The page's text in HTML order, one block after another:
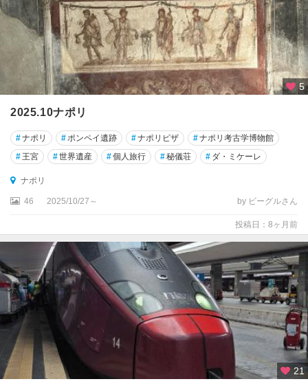
サ
シ
チ
ア
州
シ
サ
シ
ル
ミ
オ
ー
ネ
ジ
ェ
5
2025.10ナポリ
#ナポリ # ポンペイ遺跡 #ナポリピザ #ナポリ考古学博物館
# 王宮 #世界遺産 #個人旅行 #秘儀荘 # ダ・ミケーレ
ナポリ
46 2025/10/27～ by ビーグルさん
投稿日：8ヶ月前
21